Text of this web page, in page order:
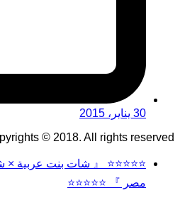
30 يناير، 2015
© 2018. All rights reserved.
⭐⭐⭐⭐⭐ 『 شات بنت عربية
مصر 』 ⭐⭐⭐⭐⭐